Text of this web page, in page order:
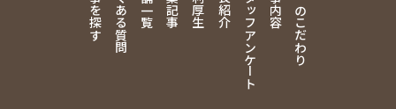
つのこだわり
スタッフアンケート
よくある質問